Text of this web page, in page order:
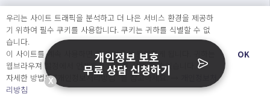
○ 개인정보보호 컴플라이언스를 선도하겠습니다.
○ 정보주체의 권리를 보장하겠습니다.
○ 기업의 개인정보보호를 위한 효율적 관리를 보장하겠습니다.
Copyright Ⓒ
우리는 사이트 트래픽을 분석하고 더 나은 서비스 환경을 제공하
기 위하여 필수 쿠키를 사용합니다. 쿠키는 귀하를 식별할 수 없
습니다.
이 사이트를 계속 사용하면 쿠키 사용에 동의하게 됩니다. 귀하는
웹브라우져 설정에서 언제든지 쿠키를 삭제 할 수있습니다.
자세한 방법은 “개인정보처리방침” 을 참고하세요. →
리방침
OK
X
개인정보 보호
무료 상담 신청하기